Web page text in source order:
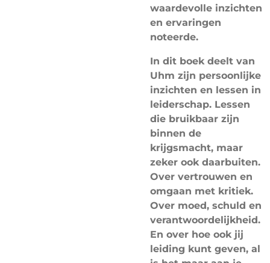
waardevolle inzichten
en ervaringen
noteerde.
In dit boek deelt van
Uhm zijn persoonlijke
inzichten en lessen in
leiderschap. Lessen
die bruikbaar zijn
binnen de
krijgsmacht, maar
zeker ook daarbuiten.
Over vertrouwen en
omgaan met kritiek.
Over moed, schuld en
verantwoordelijkheid.
En over hoe ook jij
leiding kunt geven, al